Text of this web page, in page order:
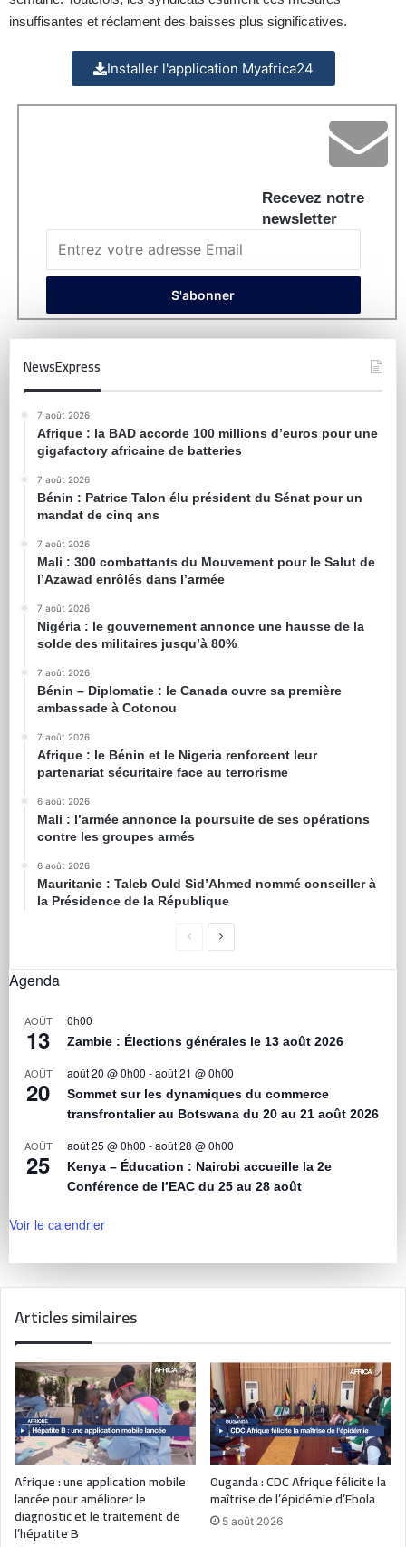
insuffisantes et réclament des baisses plus significatives.
Installer l'application Myafrica24
Recevez notre
newsletter
NewsExpress
7 août 2026
Afrique : la BAD accorde 100 millions d’euros pour une
gigafactory africaine de batteries
7 août 2026
Bénin : Patrice Talon élu président du Sénat pour un
mandat de cinq ans
7 août 2026
Mali : 300 combattants du Mouvement pour le Salut de
l’Azawad enrôlés dans l’armée
7 août 2026
Nigéria : le gouvernement annonce une hausse de la
solde des militaires jusqu’à 80%
7 août 2026
Bénin – Diplomatie : le Canada ouvre sa première
ambassade à Cotonou
7 août 2026
Afrique : le Bénin et le Nigeria renforcent leur
partenariat sécuritaire face au terrorisme
6 août 2026
Mali : l’armée annonce la poursuite de ses opérations
contre les groupes armés
6 août 2026
Mauritanie : Taleb Ould Sid’Ahmed nommé conseiller à
la Présidence de la République
Agenda
AOÛT
13
0h00
Zambie : Élections générales le 13 août 2026
AOÛT
20
août 20 @ 0h00 -août 21 @ 0h00
Sommet sur les dynamiques du commerce
transfrontalier au Botswana du 20 au 21 août 2026
AOÛT
25
août 25 @ 0h00 -août 28 @ 0h00
Kenya – Éducation : Nairobi accueille la 2e
Conférence de l’EAC du 25 au 28 août
Voir le calendrier
Articles similaires
Afrique : une application mobile
lancée pour améliorer le
diagnostic et le traitement de
l’hépatite B
Ouganda : CDC Afrique félicite la
maîtrise de l’épidémie d’Ebola
5 août 2026